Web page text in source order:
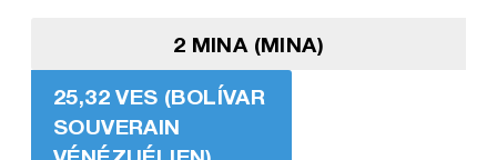
2 MINA (MINA)
25,32 VES (BOLÍVAR
SOUVERAIN